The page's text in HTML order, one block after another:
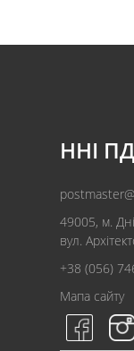
ННІ
49005, м.
вул.
+38 (056)
Мапа сайту